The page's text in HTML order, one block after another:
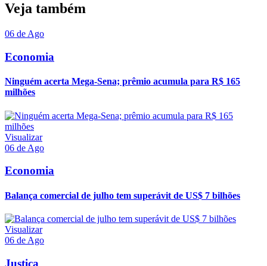
Veja também
06 de Ago
Economia
Ninguém acerta Mega-Sena; prêmio acumula para R$ 165
milhões
Visualizar
06 de Ago
Economia
Balança comercial de julho tem superávit de US$ 7 bilhões
Visualizar
06 de Ago
Justiça